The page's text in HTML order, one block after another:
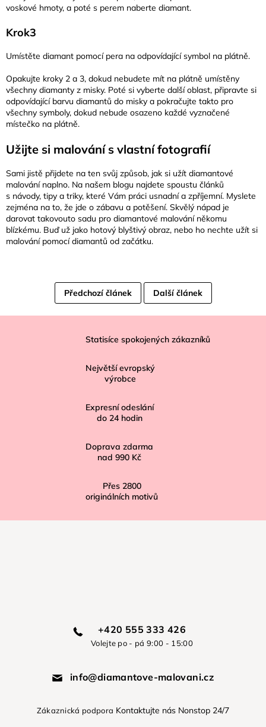
voskové hmoty, a poté s perem naberte diamant.
Krok3
Umístěte diamant pomocí pera na odpovídající symbol na plátně.
Opakujte kroky 2 a 3, dokud nebudete mít na plátně umístěny
všechny diamanty z misky. Poté si vyberte další oblast, připravte si
odpovídající barvu diamantů do misky a pokračujte takto pro
všechny symboly, dokud nebude osazeno každé vyznačené
místečko na plátně.
Užijte si malování s vlastní fotografií
Sami jistě přijdete na ten svůj způsob, jak si užít diamantové
malování naplno. Na našem blogu najdete spoustu článků
s návody, tipy a triky, které Vám práci usnadní a zpříjemní. Myslete
zejména na to, že jde o zábavu a potěšení. Skvělý nápad je
darovat takovouto sadu pro diamantové malování někomu
blízkému. Buď už jako hotový blyštivý obraz, nebo ho nechte užít si
malování pomocí diamantů od začátku.
Předchozí článek Další článek
Statisíce spokojených zákazníků
Největší evropský
výrobce
Expresní odeslání
do 24 hodin
Doprava zdarma
nad 990 Kč
Přes 2800
originálních motivů
+420 555 333 426
Volejte po - pá 9:00 - 15:00
info@diamantove-malovani.cz
Zákaznická podpora Kontaktujte nás Nonstop 24/7